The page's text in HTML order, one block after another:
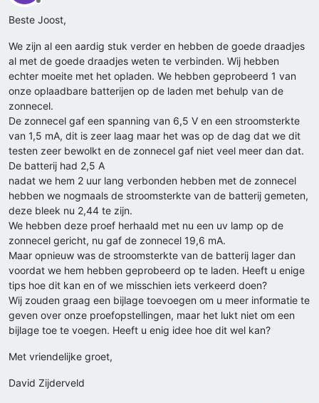
Offline
Beste Joost,
We zijn al een aardig stuk verder en hebben de goede draadjes
al met de goede draadjes weten te verbinden. Wij hebben
echter moeite met het opladen. We hebben geprobeerd 1 van
onze oplaadbare batterijen op de laden met behulp van de
zonnecel.
De zonnecel gaf een spanning van 6,5 V en een stroomsterkte
van 1,5 mA, dit is zeer laag maar het was op de dag dat we dit
testen zeer bewolkt en de zonnecel gaf niet veel meer dan dat.
De batterij had 2,5 A
nadat we hem 2 uur lang verbonden hebben met de zonnecel
hebben we nogmaals de stroomsterkte van de batterij gemeten,
deze bleek nu 2,44 te zijn.
We hebben deze proef herhaald met nu een uv lamp op de
zonnecel gericht, nu gaf de zonnecel 19,6 mA.
Maar opnieuw was de stroomsterkte van de batterij lager dan
voordat we hem hebben geprobeerd op te laden. Heeft u enige
tips hoe dit kan en of we misschien iets verkeerd doen?
Wij zouden graag een bijlage toevoegen om u meer informatie te
geven over onze proefopstellingen, maar het lukt niet om een
bijlage toe te voegen. Heeft u enig idee hoe dit wel kan?
Met vriendelijke groet,
David Zijderveld